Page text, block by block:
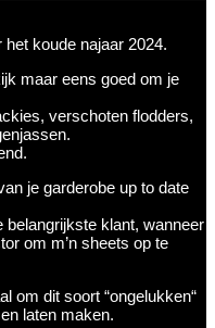
koude najaar 2024.
maar eens goed om je
verschoten flodders,
je garderobe up to date
belangrijkste klant, wanneer
om m’n sheets op te
om dit soort “ongelukken“
laten maken.